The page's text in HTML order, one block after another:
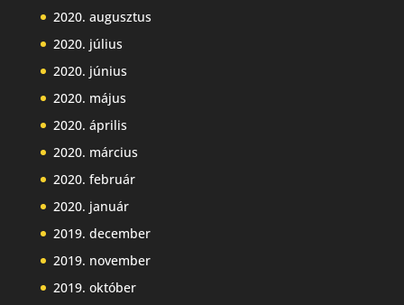
2020. augusztus
2020. július
2020. június
2020. május
2020. április
2020. március
2020. február
2020. január
2019. december
2019. november
2019. október